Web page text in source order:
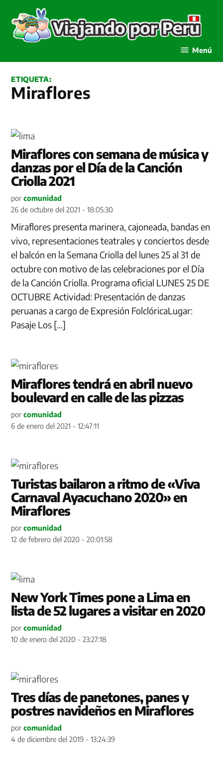
contenido
Menú
ETIQUETA:
Miraflores
Miraflores con semana de música y
danzas por el Día de la Canción
Criolla 2021
por comunidad
26 de octubre del 2021 - 18:05:30
Miraflores presenta marinera, cajoneada, bandas en
vivo, representaciones teatrales y conciertos desde
el balcón en la Semana Criolla del lunes 25 al 31 de
octubre con motivo de las celebraciones por el Día
de la Canción Criolla. Programa oficial LUNES 25 DE
OCTUBRE Actividad: Presentación de danzas
peruanas a cargo de Expresión FolclóricaLugar:
Pasaje Los […]
Miraflores tendrá en abril nuevo
boulevard en calle de las pizzas
por comunidad
6 de enero del 2021 - 12:47:11
Turistas bailaron a ritmo de «Viva
Carnaval Ayacuchano 2020» en
Miraflores
por comunidad
12 de febrero del 2020 - 20:01:58
New York Times pone a Lima en
lista de 52 lugares a visitar en 2020
por comunidad
10 de enero del 2020 - 23:27:18
Tres días de panetones, panes y
postres navideños en Miraflores
por comunidad
4 de diciembre del 2019 - 13:24:39